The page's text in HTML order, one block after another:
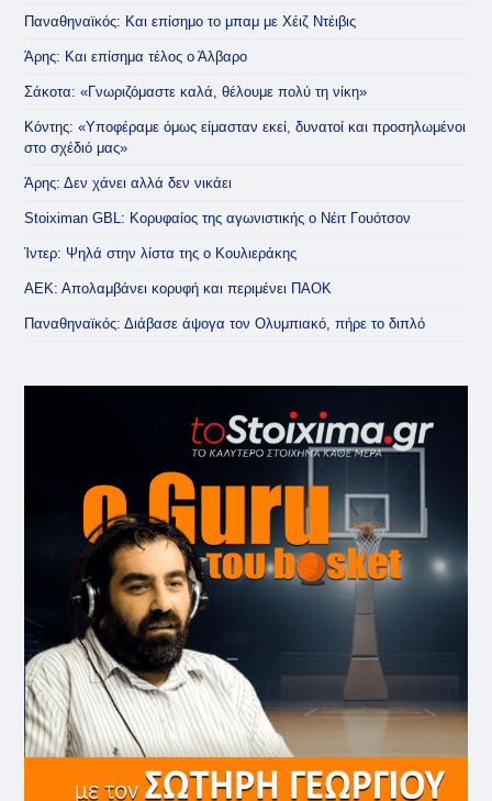
Παναθηναϊκός: Και επίσημο το μπαμ με Χέιζ Ντέιβις
Άρης: Και επίσημα τέλος ο Άλβαρο
Σάκοτα: «Γνωριζόμαστε καλά, θέλουμε πολύ τη νίκη»
Κόντης: «Υποφέραμε όμως είμασταν εκεί, δυνατοί και προσηλωμένοι
στο σχέδιό μας»
Άρης: Δεν χάνει αλλά δεν νικάει
Stoiximan GBL: Κορυφαίος της αγωνιστικής ο Νέιτ Γουότσον
Ίντερ: Ψηλά στην λίστα της ο Κουλιεράκης
ΑΕΚ: Απολαμβάνει κορυφή και περιμένει ΠΑΟΚ
Παναθηναϊκός: Διάβασε άψογα τον Ολυμπιακό, πήρε το διπλό